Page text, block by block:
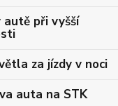
autě při vyšší
za jízdy v noci
auta na STK